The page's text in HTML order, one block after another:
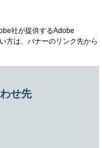
社が提供するAdobe
方は、バナーのリンク先から
せ先